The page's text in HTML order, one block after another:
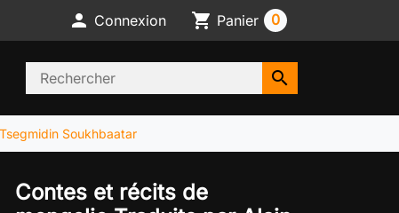
 Connexion shopping_cart Panier 0
search
Soukhbaatar
Contes et récits de